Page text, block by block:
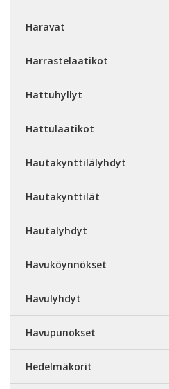
Haravat
Harrastelaatikot
Hattuhyllyt
Hattulaatikot
Hautakynttilälyhdyt
Hautakynttilät
Hautalyhdyt
Havuköynnökset
Havulyhdyt
Havupunokset
Hedelmäkorit